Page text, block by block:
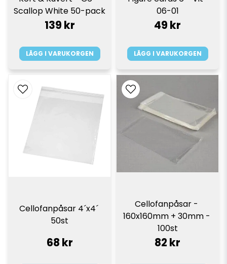
Scallop White 50-pack
139 kr
LÄGG I VARUKORGEN
06-01
49 kr
LÄGG I VARUKORGEN
Cellofanpåsar 4´x4´
50st
68 kr
Cellofanpåsar -
160x160mm + 30mm -
100st
82 kr